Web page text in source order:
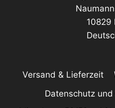
10829
Versand & Lieferzeit
Datenschutz und